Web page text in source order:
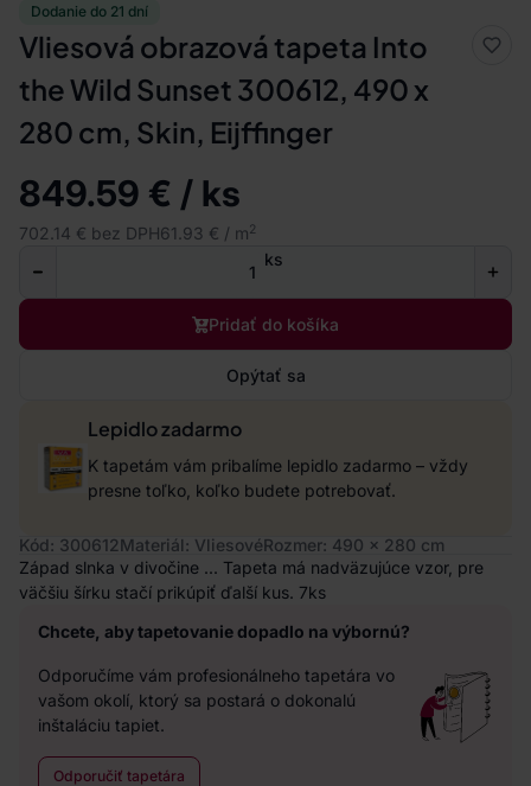
Dodanie do 21 dní
Vliesová obrazová tapeta Into
the Wild Sunset 300612, 490 x
280 cm, Skin, Eijffinger
849.59 € / ks
702.14 € bez DPH61.93 € / m2
ks
Pridať do košíka
Opýtať sa
Lepidlo zadarmo
K tapetám vám pribalíme lepidlo zadarmo – vždy
presne toľko, koľko budete potrebovať.
Kód: 300612Materiál: VliesovéRozmer: 490 x 280 cm
Západ slnka v divočine ... Tapeta má nadväzujúce vzor, pre
väčšiu šírku stačí prikúpiť ďalší kus. 7ks
Chcete, aby tapetovanie dopadlo na výbornú?
Odporučíme vám profesionálneho tapetára vo
vašom okolí, ktorý sa postará o dokonalú
inštaláciu tapiet.
Odporučiť tapetára